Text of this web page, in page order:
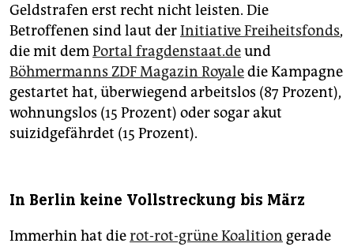
Geldstrafen erst recht nicht leisten. Die
Betroffenen sind laut derInitiative Freiheitsfonds,
die mit demPortal fragdenstaat.deund
Böhmermanns ZDF Magazin Royaledie Kampagne
gestartet hat, überwiegend arbeitslos (87 Prozent),
wohnungslos (15 Prozent) oder sogar akut
suizidgefährdet (15 Prozent).
In Berlin keine Vollstreckung bis März
Immerhin hat dierot-rot-grüne Koalition gerade